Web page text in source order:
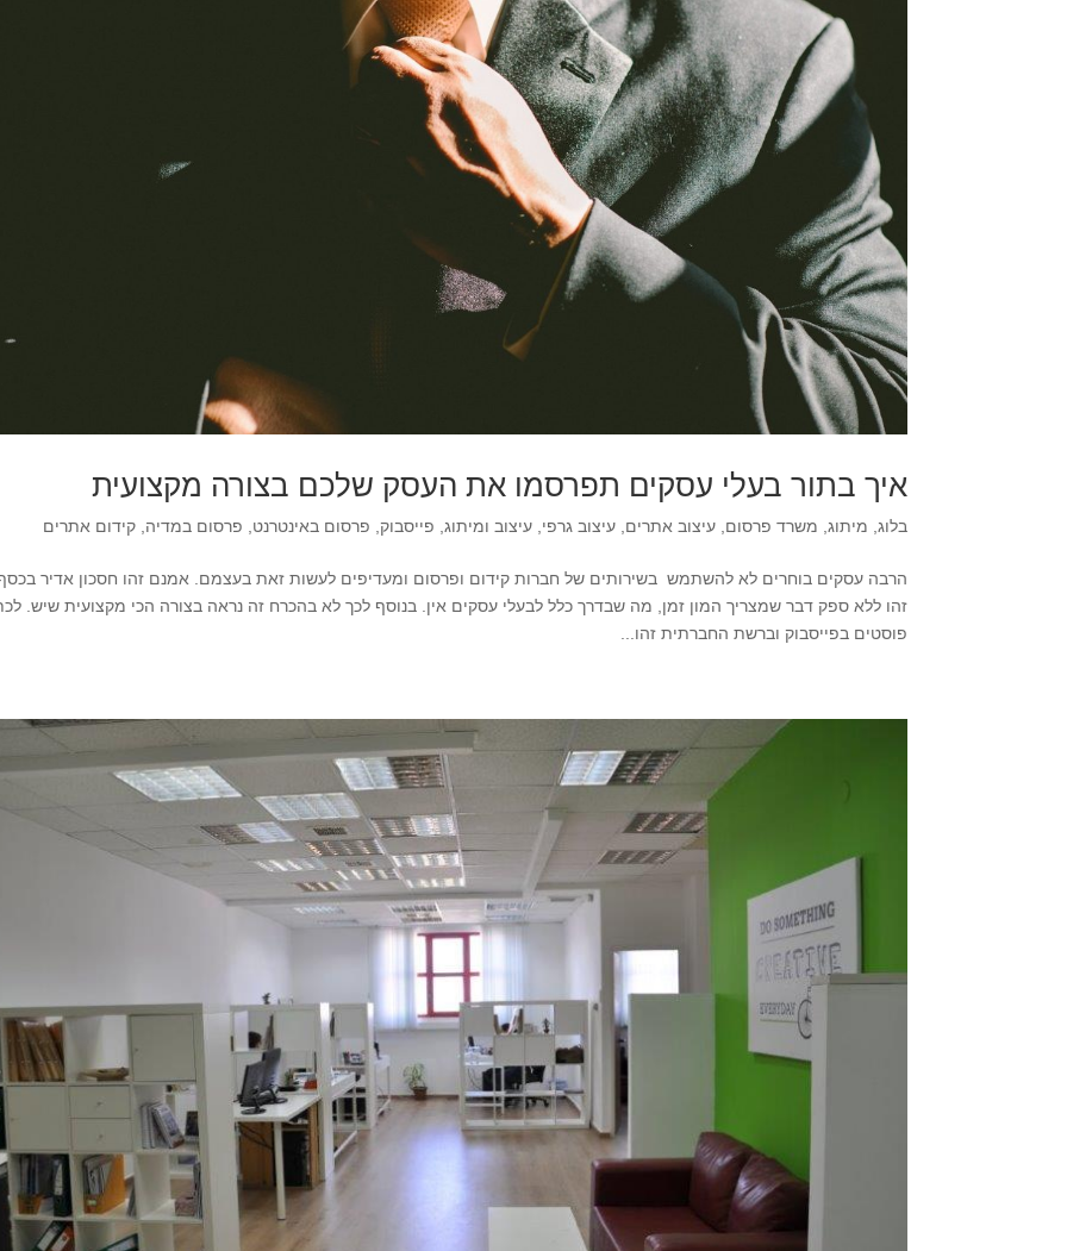
איך בתור בעלי עסקים תפרסמו את העסק שלכם בצורה מקצועית
בלוג מיתוג משרד פרסום ,עיצוב אתרים ,עיצוב גרפי ,עיצוב ומיתוג פייסבוק פרסום באינטרנט פרסום במדיה ,קידום אתרים
הרבה עסקים בוחרים לא להשתמש בשירותים של חברות קידום ופרסום ומעדיפים לעשות זאת בעצמם. אמנם זהו חסכון אדיר
זהו ללא ספק דבר שמצריך המון זמן, מה שבדרך כלל לבעלי עסקים אין. בנוסף לכך לא בהכרח זה נראה בצורה הכי מקצועית שיש.
פוסטים בפייסבוק וברשת החברתית זהו...